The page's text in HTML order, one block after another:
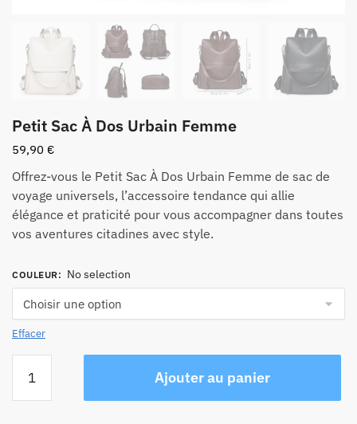
Petit Sac À Dos Urbain Femme
59,90 €
Offrez-vous le Petit Sac À Dos Urbain Femme de sac de
voyage universels, l’accessoire tendance qui allie
élégance et praticité pour vous accompagner dans toutes
vos aventures citadines avec style.
COULEUR: No selection
Effacer
Petit
Ajouter au panier